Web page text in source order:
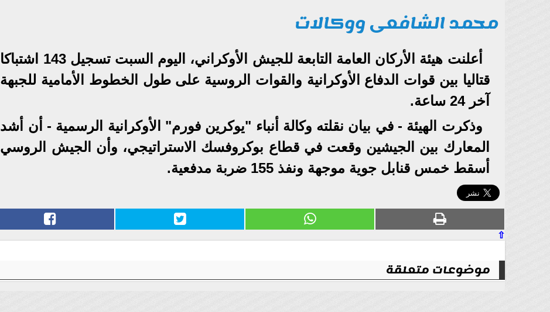
محمد الشافعى ووكالات
أعلنت هيئة الأركان العامة التابعة للجيش الأوكراني، اليوم السبت تسجيل 143 اشتباكا
قتاليا بين قوات الدفاع الأوكرانية والقوات الروسية على طول الخطوط الأمامية للجبهة
آخر 24 ساعة.
وذكرت الهيئة - في بيان نقلته وكالة أنباء "يوكرين فورم" الأوكرانية الرسمية - أن أشد
المعارك بين الجيشين وقعت في قطاع بوكروفسك الاستراتيجي، وأن الجيش الروسي
أسقط خمس قنابل جوية موجهة ونفذ 155 ضربة مدفعية.
⇧
موضوعات متعلقة